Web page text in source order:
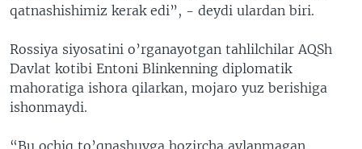
qatnashishimiz kerak edi”, - deydi ulardan biri.
Rossiya siyosatini o’rganayotgan tahlilchilar AQSh
Davlat kotibi Entoni Blinkenning diplomatik
mahoratiga ishora qilarkan, mojaro yuz berishiga
ishonmaydi.
“Bu ochiq to’qnashuvga hozircha aylanmagan